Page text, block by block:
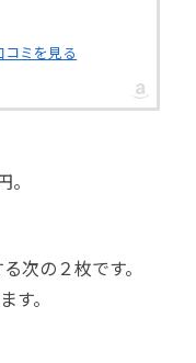
ミを見る
次の２枚です。
す。